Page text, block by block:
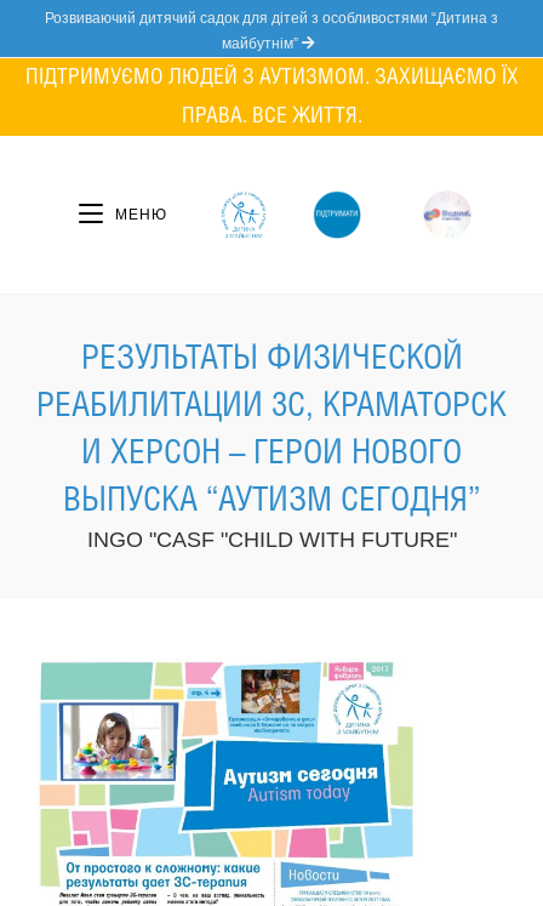
content
Розвиваючий дитячий садок для дітей з особливостями “Дитина з
майбутнім”
ПІДТРИМУЄМО ЛЮДЕЙ З АУТИЗМОМ. ЗАХИЩАЄМО ЇХ
ПРАВА. ВСЕ ЖИТТЯ.
МЕНЮ
РЕЗУЛЬТАТЫ ФИЗИЧЕСКОЙ
РЕАБИЛИТАЦИИ 3С, КРАМАТОРСК
И ХЕРСОН – ГЕРОИ НОВОГО
ВЫПУСКА “АУТИЗМ СЕГОДНЯ”
INGO "CASF "CHILD WITH FUTURE"